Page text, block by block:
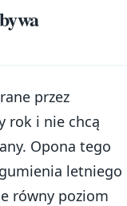
przez
rok i nie chcą
Opona tego
letniego
równy poziom